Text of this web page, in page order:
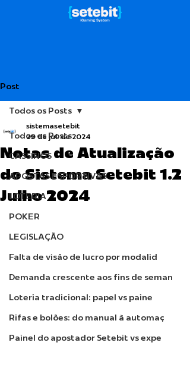
Post
Todos os Posts
CASSINOS
APOSTAS ESPORTIVAS
LOTERIA
POKER
LEGISLAÇÃO
Falta de visão de lucro por modalid
Demanda crescente aos fins de seman
Loteria tradicional: papel vs paine
Rifas e bolões: do manual à automaç
Painel do apostador Setebit vs expe
Todos os Posts
Notas de Atualização
do Sistema Setebit 1.2
Julho 2024
sistemasetebit
29 de jul. de 2024